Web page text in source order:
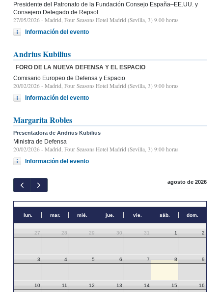
Presidente del Patronato de la Fundación Consejo España–EE.UU. y
Consejero Delegado de Repsol
27/05/2026 - Madrid, Four Seasons Hotel Madrid (Sevilla, 3) 9.00 horas
Información del evento
Andrius Kubilius
FORO DE LA NUEVA DEFENSA Y EL ESPACIO
Comisario Europeo de Defensa y Espacio
20/02/2026 - Madrid, Four Seasons Hotel Madrid (Sevilla, 3) 9:00 horas
Información del evento
Margarita Robles
Presentadora de Andrius Kubilius
Ministra de Defensa
20/02/2026 - Madrid, Four Seasons Hotel Madrid (Sevilla, 3) 9:00 horas
Información del evento
agosto de 2026
lun. mar. mié. jue. vie. sáb. dom.
27 28 29 30 31 1 2
3 4 5 6 7 8 9
10 11 12 13 14 15 16